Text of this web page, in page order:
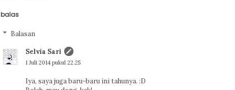
balas
Balasan
Selvia Sari
1 Juli 2014 pukul 22.25
Iya, saya juga baru-baru ini tahunya. :D